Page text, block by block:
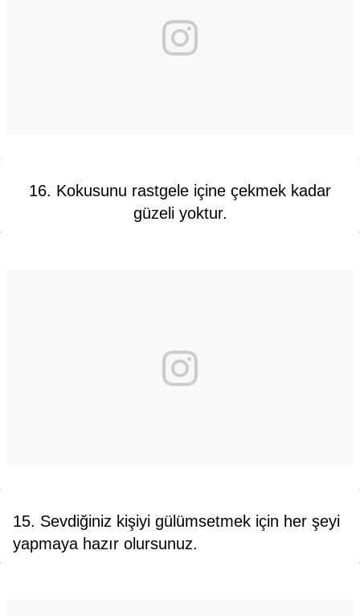
16. Kokusunu rastgele içine çekmek kadar
güzeli yoktur.
15. Sevdiğiniz kişiyi gülümsetmek için her şeyi
yapmaya hazır olursunuz.